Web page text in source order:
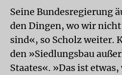
Seine Bundesregierung
den Dingen, wo wir
sind«, so Scholz weiter.
den »Siedlungsbau
Staates«. »Das ist